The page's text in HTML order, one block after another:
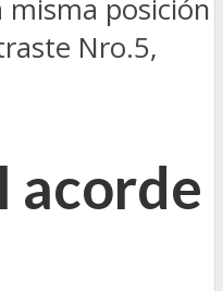
posición
Nro.5,
acorde